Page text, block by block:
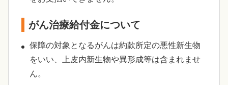
がん治療給付金について
保障の対象となるがんは約款所定の悪性新生物
をいい、上皮内新生物や異形成等は含まれませ
ん。